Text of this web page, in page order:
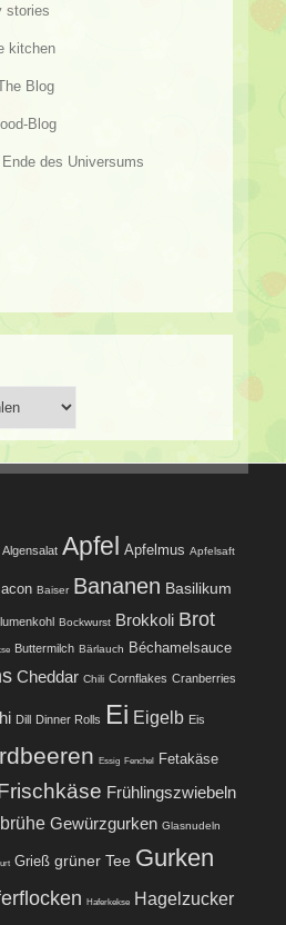
stories
kitchen
Blog
Blog
des Universums
Algensalat Apfel Apfelmus Apfelsaft
Baiser Bananen Basilikum
Bockwurst Brokkoli Brot
Buttermilch Bärlauch Béchamelsauce
Cheddar Chili Cornflakes Cranberries
Dill Dinner Rolls Ei Eigelb Eis
Essig Fenchel Fetakäse
Frühlingszwiebeln
Gewürzgurken Glasnudeln
Grieß grüner Tee Gurken
Haferkekse Hagelzucker